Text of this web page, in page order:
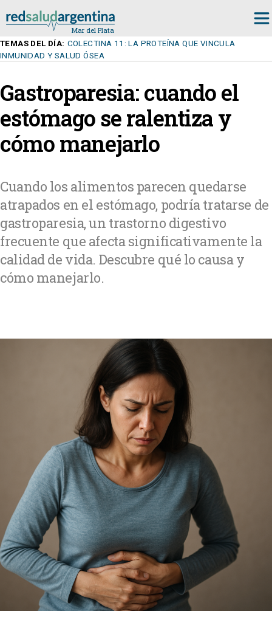
TEMAS DEL DÍA: COLECTINA 11: LA PROTEÍNA QUE VINCULA
INMUNIDAD Y SALUD ÓSEA
Gastroparesia: cuando el
estómago se ralentiza y
cómo manejarlo
Cuando los alimentos parecen quedarse
atrapados en el estómago, podría tratarse de
gastroparesia, un trastorno digestivo
frecuente que afecta significativamente la
calidad de vida. Descubre qué lo causa y
cómo manejarlo.